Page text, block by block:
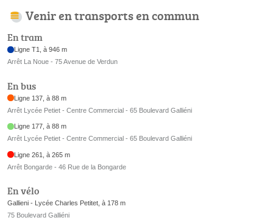
Venir en transports en commun
En tram
Ligne T1, à 946 m
Arrêt La Noue - 75 Avenue de Verdun
En bus
Ligne 137, à 88 m
Arrêt Lycée Petiet - Centre Commercial - 65 Boulevard Galliéni
Ligne 177, à 88 m
Arrêt Lycée Petiet - Centre Commercial - 65 Boulevard Galliéni
Ligne 261, à 265 m
Arrêt Bongarde - 46 Rue de la Bongarde
En vélo
Gallieni - Lycée Charles Petitet, à 178 m
75 Boulevard Galliéni